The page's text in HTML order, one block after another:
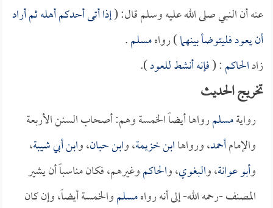
عنه أن النبي صلى الله عليه وسلم قال: (إذا أتى أحدكم أهله ثم أراد
أن يعود فليتوضأ بينهما) رواهمسلم.
زادالحاكم: (فإنه أنشط للعود).
تخريج الحديث
روايةمسلمرواها أيضاً الخمسة وهم: أصحاب السنن الأربعة
والإمامأحمد، ورواهاابن خزيمة، وابن حبان، وابن أبي شيبة،
وأبو عوانة، والبغوي، والحاكموغيرهم، فكان مناسباً أن يشير
المصنف -رحمه الله- إلى أنه رواهمسلموالخمسة أيضاً، وإن كان